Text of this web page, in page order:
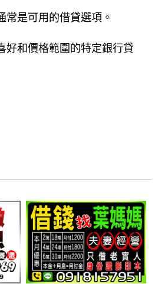
常是可用的借貸選項。
好和價格範圍的特定銀行貸